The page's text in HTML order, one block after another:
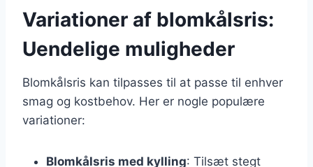
Variationer af blomkålsris:
Uendelige muligheder
Blomkålsris kan tilpasses til at passe til enhver
smag og kostbehov. Her er nogle populære
variationer:
Blomkålsris med kylling: Tilsæt stegt